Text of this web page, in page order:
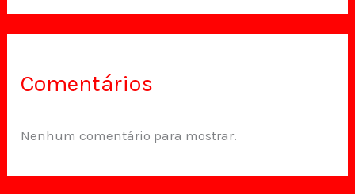
Comentários
Nenhum comentário para mostrar.